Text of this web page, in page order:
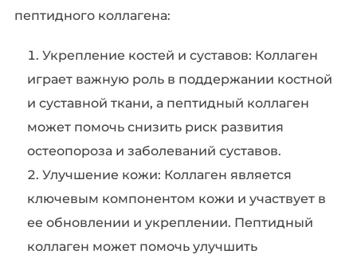
пептидного коллагена:
Укрепление костей и суставов: Коллаген
играет важную роль в поддержании костной
и суставной ткани, а пептидный коллаген
может помочь снизить риск развития
остеопороза и заболеваний суставов.
Улучшение кожи: Коллаген является
ключевым компонентом кожи и участвует в
ее обновлении и укреплении. Пептидный
коллаген может помочь улучшить